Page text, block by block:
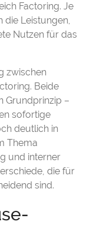
Factoring. Je
die Leistungen,
Nutzen für das
zwischen
Beide
Grundprinzip –
sofortige
deutlich in
Thema
und interner
die für
sind.